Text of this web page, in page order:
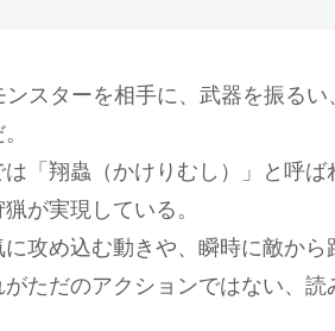
スターを相手に、武器を振る
「翔蟲（かけりむし）」と呼ば
が実現している。
攻め込む動きや、瞬時に敵から
ただのアクションではない、読